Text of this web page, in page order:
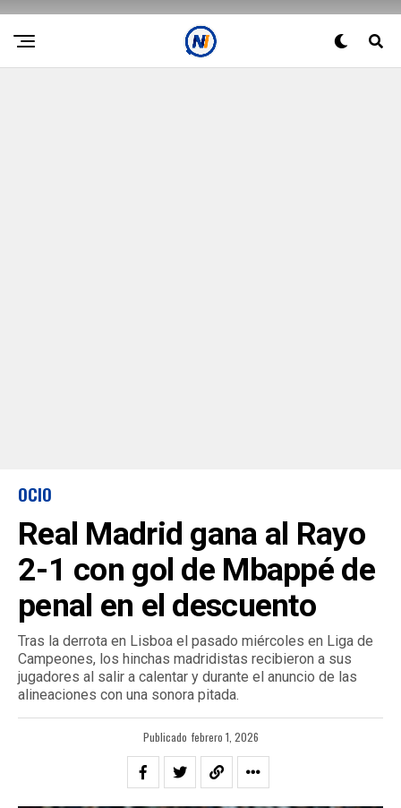
OCIO
Real Madrid gana al Rayo
2-1 con gol de Mbappé de
penal en el descuento
Tras la derrota en Lisboa el pasado miércoles en Liga de
Campeones, los hinchas madridistas recibieron a sus
jugadores al salir a calentar y durante el anuncio de las
alineaciones con una sonora pitada.
Publicado febrero 1, 2026